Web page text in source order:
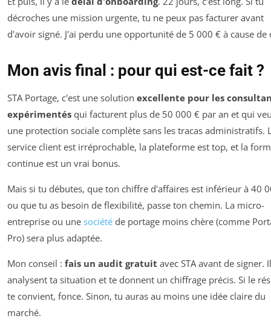
décroches une mission urgente, tu ne peux pas facturer avant
d'avoir signé. J'ai perdu une opportunité de 5 000 € à cause de
Mon avis final : pour qui est-ce fait ?
STA Portage, c'est une solution excellente pour les
expérimentés qui facturent plus de 50 000 € par an et qui
une protection sociale complète sans les tracas administratifs.
service client est irréprochable, la plateforme est top, et la
continue est un vrai bonus.
Mais si tu débutes, que ton chiffre d'affaires est inférieur à 40
ou que tu as besoin de flexibilité, passe ton chemin. La micro-
entreprise ou une société de portage moins chère (comme
Pro) sera plus adaptée.
Mon conseil : fais un audit gratuit avec STA avant de signer.
analysent ta situation et te donnent un chiffrage précis. Si le
te convient, fonce. Sinon, tu auras au moins une idée claire du
marché.